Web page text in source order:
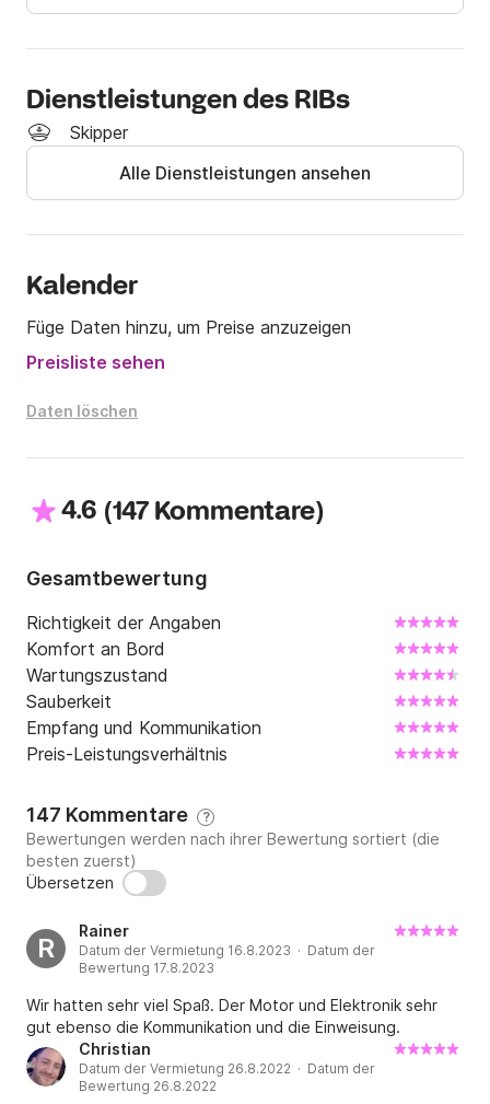
Dienstleistungen des RIBs
Skipper
Alle Dienstleistungen ansehen
Kalender
Füge Daten hinzu, um Preise anzuzeigen
Preisliste sehen
Daten löschen
4.6 (147 Kommentare)
Gesamtbewertung
Richtigkeit der Angaben
Komfort an Bord
Wartungszustand
Sauberkeit
Empfang und Kommunikation
Preis-Leistungsverhältnis
147 Kommentare ?
Bewertungen werden nach ihrer Bewertung sortiert (die
besten zuerst)
Übersetzen
R
Rainer
Datum der Vermietung 16.8.2023 · Datum der
Bewertung 17.8.2023
Wir hatten sehr viel Spaß. Der Motor und Elektronik sehr
gut ebenso die Kommunikation und die Einweisung.
Christian
Datum der Vermietung 26.8.2022 · Datum der
Bewertung 26.8.2022